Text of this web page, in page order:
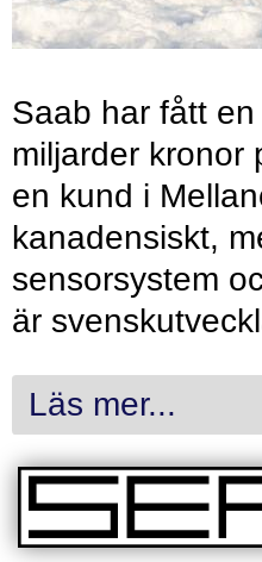
Saab har fått
miljarder kronor
en kund i
kanadensiskt,
sensorsystem
är
Läs mer...